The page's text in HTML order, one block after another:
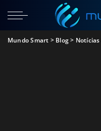
Mundo Smart > Blog> Notícias